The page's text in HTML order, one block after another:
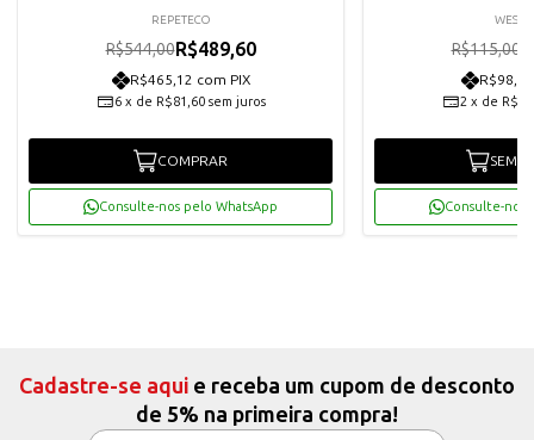
REPETECO
R$544,00R$489,60
R$465,12 com PIX
6 x de R$81,60 sem juros
COMPRAR
Consulte-nos pelo WhatsApp
R$115,00
2 x de
SEM
Consulte-nos
Cadastre-se aqui e receba um cupom de desconto
de 5% na primeira compra!